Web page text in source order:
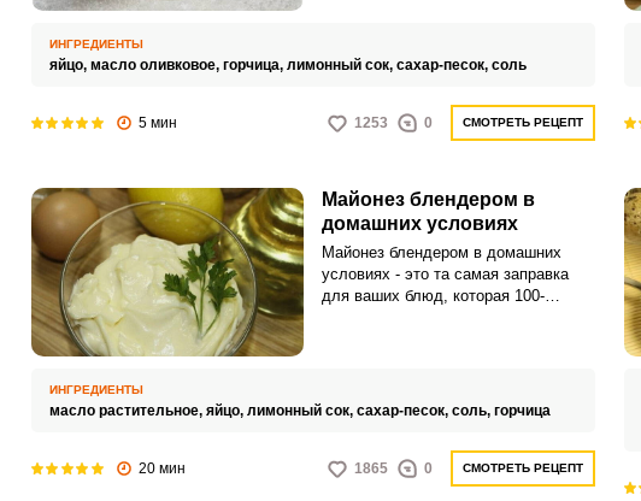
правильное погружение
взбивать с горчицей, так как она
стабилизирует и удерживает
без каких-либо зёрен.
простота и скорость приготовления.
ИНГРЕДИЕНТЫ
яйцо, масло оливковое, горчица, лимонный сок, сахар-песок, соль
5 мин 1253 0 СМОТРЕТЬ РЕЦЕПТ
Майонез блендером в
домашних условиях
Майонез блендером в домашних
условиях - это та самая заправка
для ваших блюд, которая 100-
самые качественные продукты, без
А соотношение этих ингредиентов
может меняться, варьироваться по
вашему желанию и
ИНГРЕДИЕНТЫ
масло растительное, яйцо, лимонный сок, сахар-песок, соль, горчица
20 мин 1865 0 СМОТРЕТЬ РЕЦЕПТ